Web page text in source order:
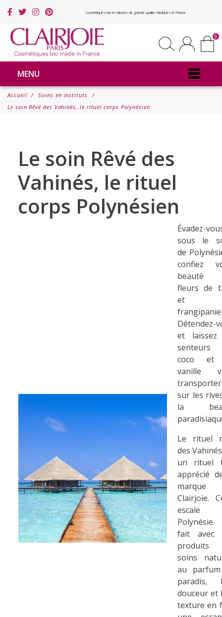
Cosmétiques bio et naturels de grande qualité fabriqués en France
0
MENU
Accueil
Soins en instituts
Le soin Rêvé des Vahinés, le rituel corps Polynésien
Le soin Rêvé des
Vahinés, le rituel
corps Polynésien
Évadez-
sous le
de
confiez
beauté
fleurs de
et
Détendez-
et laissez
senteurs
coco et
vanille
transporter
sur les
la
Le rituel
des
un rituel
apprécié
marque
Clairjoie.
escale
fait avec
produits
soins
au
paradis,
douceur et
texture en